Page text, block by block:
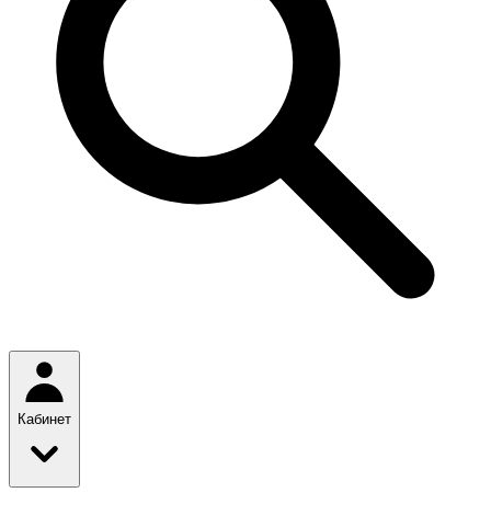
Кабинет